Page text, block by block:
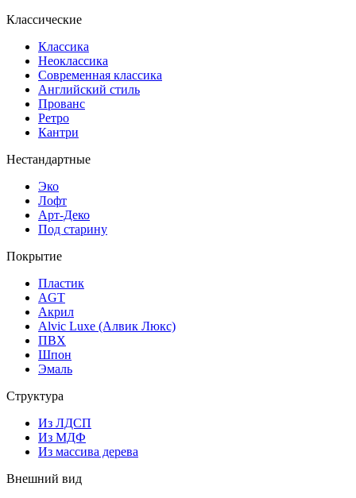
Классические
Классика
Неоклассика
Современная классика
Английский стиль
Прованс
Ретро
Кантри
Нестандартные
Эко
Лофт
Арт-Деко
Под старину
Покрытие
Пластик
AGT
Акрил
Alvic Luxe (Алвик Люкс)
ПВХ
Шпон
Эмаль
Структура
Из ЛДСП
Из МДФ
Из массива дерева
Внешний вид